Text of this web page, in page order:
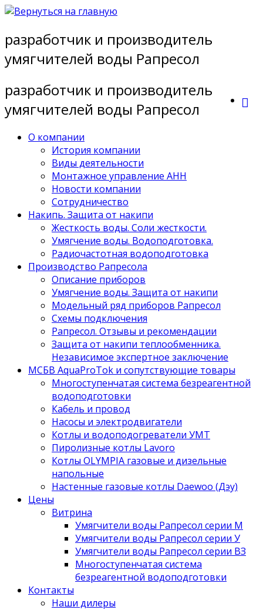
Перейти
содержимому
разработчик и производитель
умягчителей воды Рапресол
разработчик и производитель
умягчителей воды Рапресол
О компании
История компании
Виды деятельности
Монтажное управление АНН
Новости компании
Сотрудничество
Накипь. Защита от накипи
Жесткость воды. Соли жесткости.
Умягчение воды. Водоподготовка.
Радиочастотная водоподготовка
Производство Рапресола
Описание приборов
Умягчение воды. Защита от накипи
Модельный ряд приборов Рапресол
Схемы подключения
Рапресол. Отзывы и рекомендации
Защита от накипи теплообменника.
Независимое экспертное заключение
МСБВ AquaProTok и сопутствующие товары
Многоступенчатая система безреагентной
водоподготовки
Кабель и провод
Насосы и электродвигатели
Котлы и водоподогреватели УМТ
Пиролизные котлы Lavoro
Котлы OLYMPIA газовые и дизельные
напольные
Настенные газовые котлы Daewoo (Дэу)
Цены
Витрина
Умягчители воды Рапресол серии М
Умягчители воды Рапресол серии У
Умягчители воды Рапресол серии ВЗ
Многоступенчатая система
безреагентной водоподготовки
Контакты
Наши дилеры